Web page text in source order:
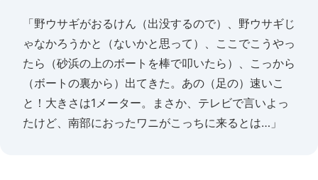
「野ウサギがおるけん（出没するので）、野ウサギじ
ゃなかろうかと（ないかと思って）、ここでこうやっ
たら（砂浜の上のボートを棒で叩いたら）、こっから
（ボートの裏から）出てきた。あの（足の）速いこ
と！大きさは1メーター。まさか、テレビで言いよっ
たけど、南部におったワニがこっちに来るとは…」